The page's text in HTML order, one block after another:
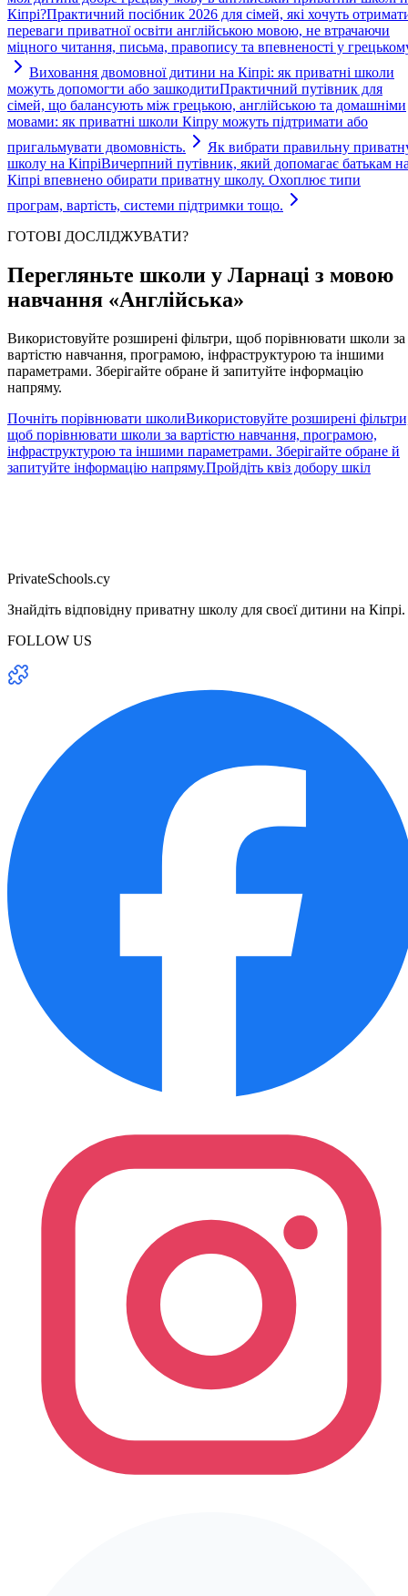
Кіпрі?Практичний посібник 2026 для сімей, які хочуть
переваги приватної освіти англійською мовою, не втрачаючи
міцного читання, письма, правопису та впевненості у
Виховання двомовної дитини на Кіпрі: як приватні школи
можуть допомогти або зашкодитиПрактичний путівник для
сімей, що балансують між грецькою, англійською та домашніми
мовами: як приватні школи Кіпру можуть підтримати або
пригальмувати двомовність.
Як вибрати правильну
школу на КіпріВичерпний путівник, який допомагає батькам
Кіпрі впевнено обирати приватну школу. Охоплює типи
програм, вартість, системи підтримки тощо.
ГОТОВІ ДОСЛІДЖУВАТИ?
Перегляньте школи у Ларнаці з мовою
навчання «Англійська»
Використовуйте розширені фільтри, щоб порівнювати школи за
вартістю навчання, програмою, інфраструктурою та іншими
параметрами. Зберігайте обране й запитуйте інформацію
напряму.
Почніть порівнювати школиВикористовуйте розширені
щоб порівнювати школи за вартістю навчання, програмою,
інфраструктурою та іншими параметрами. Зберігайте обране й
запитуйте інформацію напряму.Пройдіть квіз добору шкіл
PrivateSchools.cy
Знайдіть відповідну приватну школу для своєї дитини на Кіпрі.
FOLLOW US